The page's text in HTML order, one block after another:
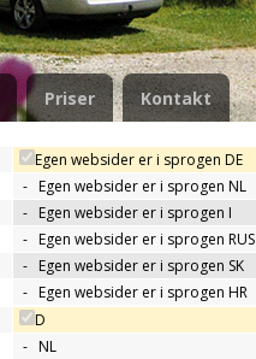
Priser Kontakt
Egen websider er i sprogen DE
- Egen websider er i sprogen NL
- Egen websider er i sprogen I
- Egen websider er i sprogen RUS
- Egen websider er i sprogen SK
- Egen websider er i sprogen HR
D
- NL